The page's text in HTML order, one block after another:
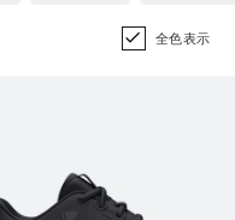
全色表示